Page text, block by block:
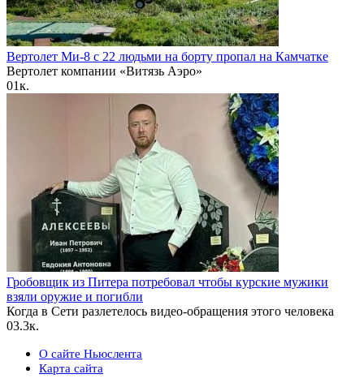
Вертолет Ми-8 с 22 людьми на борту пропал на Камчатке
Вертолет компании «Витязь Аэро»
01к.
Гробовщик из Питера потребовал чтобы курские мужики
взяли оружие и погибли
Когда в Сети разлетелось видео-обращения этого человека
03.3к.
О сайте Ньюслента
Карта сайта